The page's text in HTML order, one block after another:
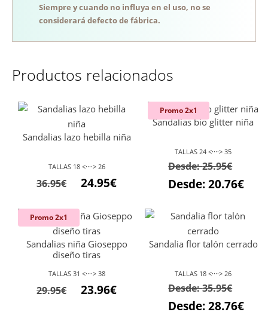
Siempre y cuando no influya en el uso, no se
considerará defecto de fábrica.
Productos relacionados
Sandalias lazo hebilla niña
TALLAS 18 <····> 26
36.95€ 24.95€
Promo 2x1
Sandalias bio glitter niña
TALLAS 24 <····> 35
Desde:25.95€
Desde:20.76€
Promo 2x1
Sandalias niña Gioseppo
diseño tiras
TALLAS 31 <····> 38
29.95€
El23.96€El
Sandalia flor talón cerrado
TALLAS 18 <····> 26
Desde:35.95€
Desde:28.76€